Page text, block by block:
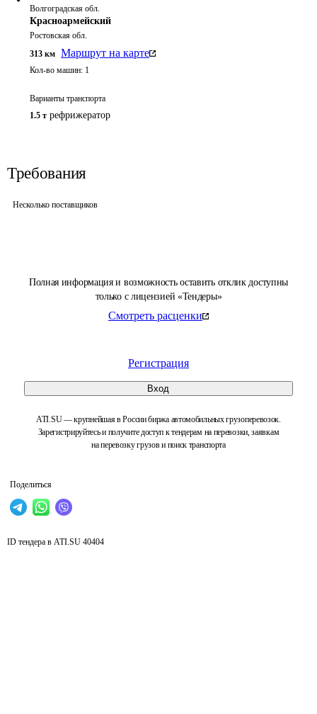
Полная информация и возможность оставить отклик доступны
только с лицензией «Тендеры»
Смотреть расценки
Регистрация
Вход
ATI.SU — крупнейшая в России биржа автомобильных грузоперевозок.
Зарегистрируйтесь и получите доступ к тендерам на перевозки, заявкам
на перевозку грузов и поиск транспорта
Поделиться
Волгоградская обл.
Красноармейский
Ростовская обл.
313 км Маршрут на карте
Кол-во машин: 1
Варианты транспорта
1.5 т рефрижератор
Требования
Несколько поставщиков
ID тендера в ATI.SU 40404